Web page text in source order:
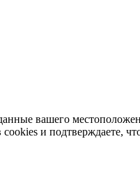
вашего
и подтверждаете,